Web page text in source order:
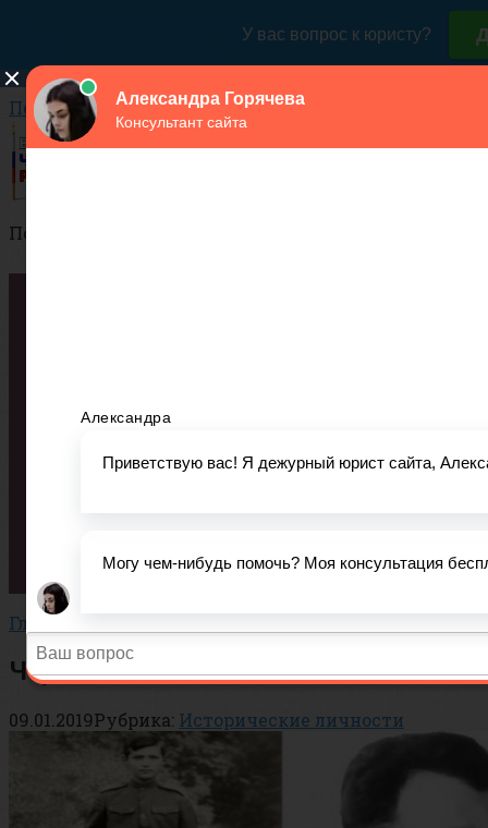
Перейти к контенту
Поиск:
ВУЗы
Контракт
История
Важно!
Главная
Черняховский Иван Данилович
09.01.2019Рубрика: Исторические личности